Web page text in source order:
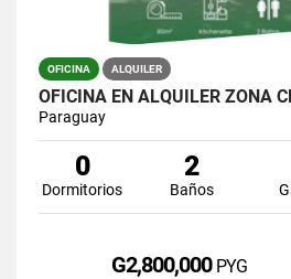
OFICINA ALQUILER
OFICINA EN ALQUILER ZONA
Paraguay
0
Dormitorios
2
Baños
G2,800,000 PYG